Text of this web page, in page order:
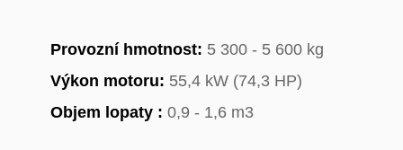
Provozní hmotnost: 5 300 - 5 600 kg
Výkon motoru: 55,4 kW (74,3 HP)
Objem lopaty : 0,9 - 1,6 m3